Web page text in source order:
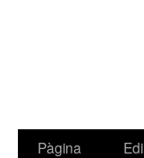
Vés
Pàgina
Edi